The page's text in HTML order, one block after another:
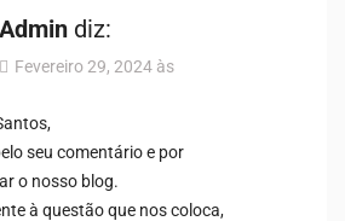
Admin diz:
Fevereiro 29, 2024 às
seu comentário e por
o nosso blog.
à questão que nos coloca,